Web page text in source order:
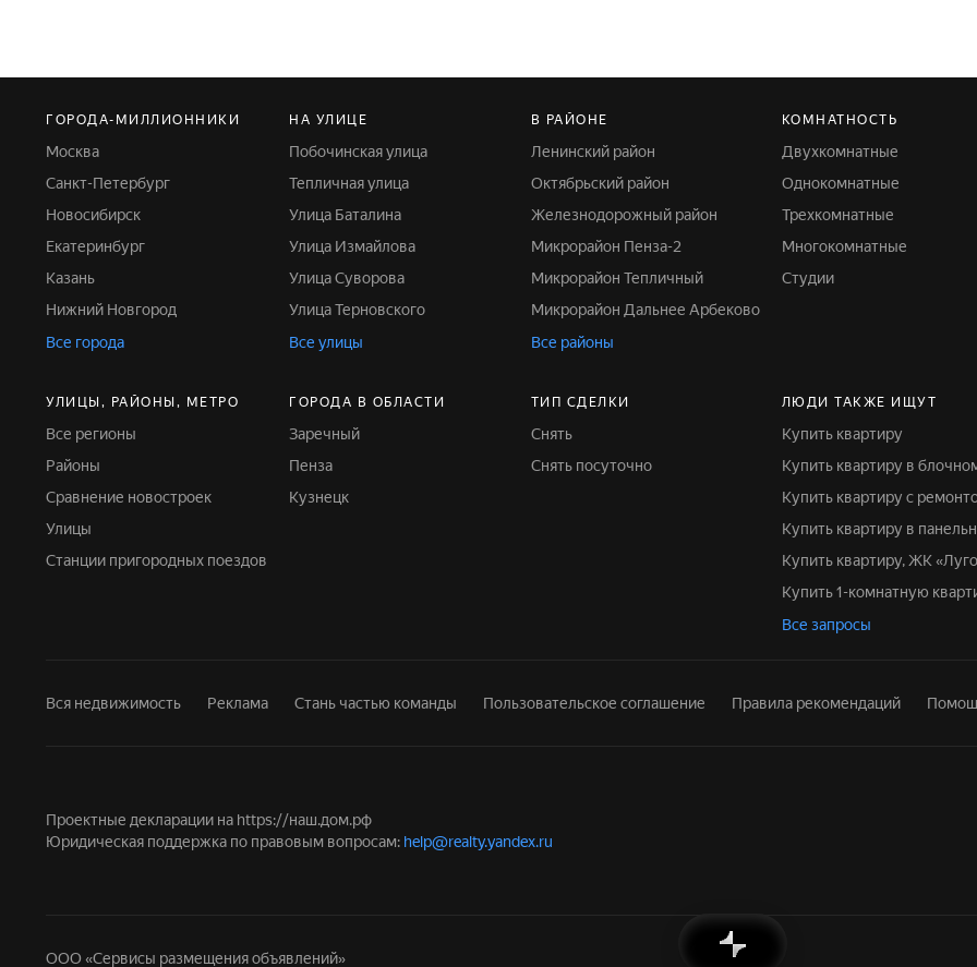
ГОРОДА-МИЛЛИОННИКИ
Москва
Санкт-Петербург
Новосибирск
Екатеринбург
Казань
Нижний Новгород
Все города
НА УЛИЦЕ
Побочинская улица
Тепличная улица
Улица Баталина
Улица Измайлова
Улица Суворова
Улица Терновского
Все улицы
В РАЙОНЕ
Ленинский район
Октябрьский район
Железнодорожный район
Микрорайон Пенза-2
Микрорайон Тепличный
Микрорайон Дальнее Арбеково
Все районы
КОМНАТНОСТЬ
Двухкомнатные
Однокомнатные
Трехкомнатные
Многокомнатные
Студии
УЛИЦЫ, РАЙОНЫ, МЕТРО
Все регионы
Районы
Сравнение новостроек
Улицы
Станции пригородных поездов
ГОРОДА В ОБЛАСТИ
Заречный
Пенза
Кузнецк
ТИП СДЕЛКИ
Снять
Снять посуточно
ЛЮДИ ТАКЖЕ ИЩУТ
Купить квартиру
Купить квартиру в
Купить квартиру с
Купить квартиру в
Купить квартиру, ЖК
Купить 1-комнатную
Все запросы
Вся недвижимость Реклама Стань частью команды Пользовательское соглашение Правила рекомендаций
Проектные декларации на https://наш.дом.рф
Юридическая поддержка по правовым вопросам: help@realty.yandex.ru
ООО «Сервисы размещения объявлений»